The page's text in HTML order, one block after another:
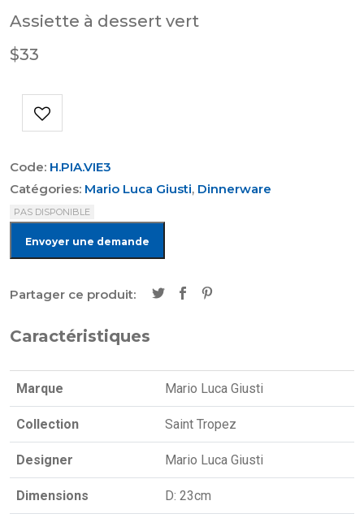
Assiette à dessert vert
$33
Code: H.PIA.VIE3
Catégories: Mario Luca Giusti, Dinnerware
PAS DISPONIBLE
Envoyer une demande
Partager ce produit:
Caractéristiques
Marque Mario Luca Giusti
Collection Saint Tropez
Designer Mario Luca Giusti
Dimensions D: 23cm